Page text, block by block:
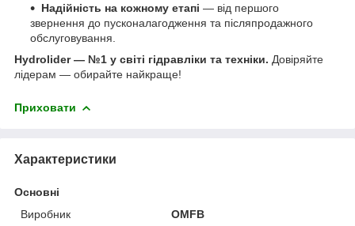
Надійність на кожному етапі — від першого
звернення до пусконалагодження та післяпродажного
обслуговування.
Hydrolider — №1 у світі гідравліки та техніки. Довіряйте
лідерам — обирайте найкраще!
Приховати
Характеристики
Основні
Виробник
OMFB